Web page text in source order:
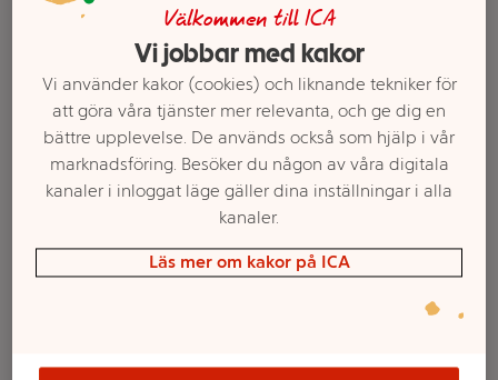
Välj butik och handla
Välkommen till ICA
Vi jobbar med kakor
Vi använder kakor (cookies) och liknande tekniker för
att göra våra tjänster mer relevanta, och ge dig en
bättre upplevelse. De används också som hjälp i vår
marknadsföring. Besöker du någon av våra digitala
kanaler i inloggat läge gäller dina inställningar i alla
kanaler.
Läs mer om kakor på ICA